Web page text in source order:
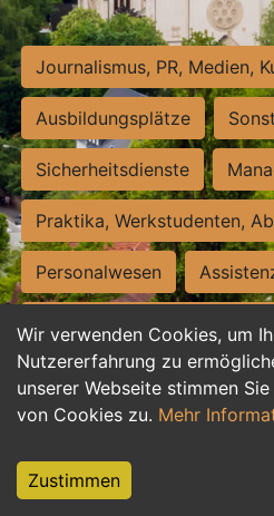
Wir verwenden Cookies, um
Nutzererfahrung zu
unserer Webseite stimmen
von Cookies zu. Mehr
Zustimmen
Journalismus, PR, Medien,
Ausbildungsplätze
Sicherheitsdienste
Praktika, Werkstudenten,
Personalwesen
Hilfskräfte, Aushilfs- und
Einkauf, Logistik,
Weiterbildung, Studium,
Tourismus